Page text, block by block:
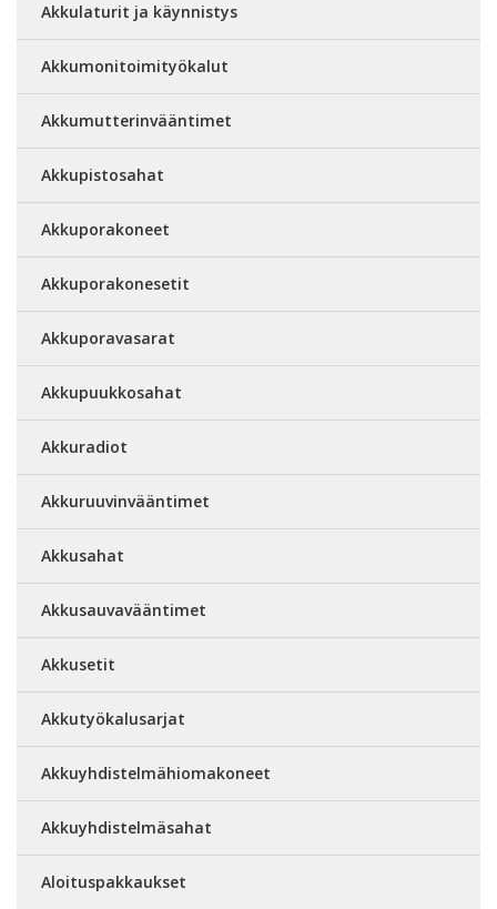
Akkulaturit ja käynnistys
Akkumonitoimityökalut
Akkumutterinvääntimet
Akkupistosahat
Akkuporakoneet
Akkuporakonesetit
Akkuporavasarat
Akkupuukkosahat
Akkuradiot
Akkuruuvinvääntimet
Akkusahat
Akkusauvavääntimet
Akkusetit
Akkutyökalusarjat
Akkuyhdistelmähiomakoneet
Akkuyhdistelmäsahat
Aloituspakkaukset